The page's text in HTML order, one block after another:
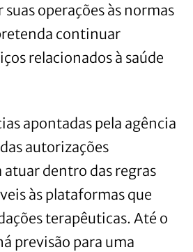
operações às normas
continuar
relacionados à saúde
apontadas pela agência
autorizações
atuar dentro das regras
às plataformas que
terapêuticas. Até o
previsão para uma